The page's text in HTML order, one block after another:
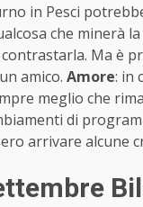
in Pesci
che minerà
Ma è
amico. Amore: in
meglio che
di
arrivare alcune